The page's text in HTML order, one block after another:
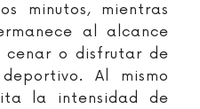
minutos, mientras
al alcance
cenar o disfrutar de
Al mismo
la intensidad de